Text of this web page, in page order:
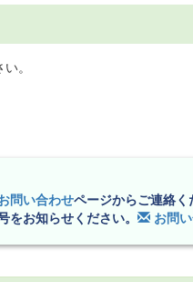
。
問い合わせページからご連絡く
お知らせください。
お問